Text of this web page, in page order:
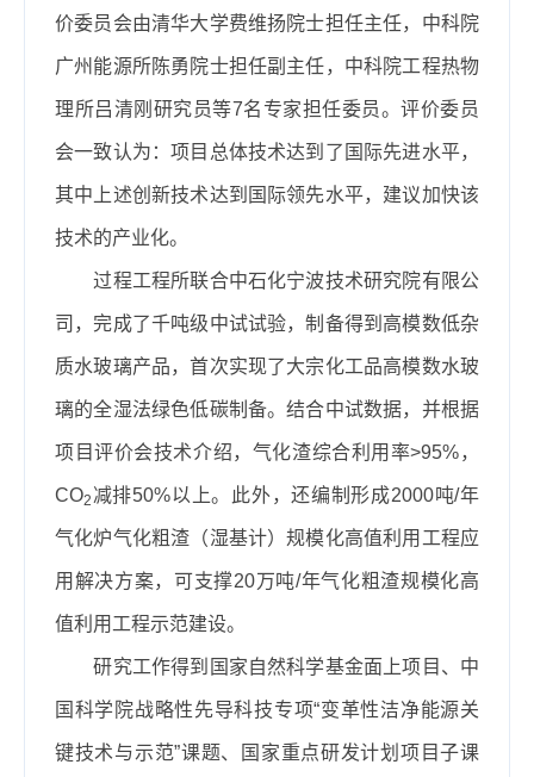
价委员会由清华大学费维扬院士担任主任，中科院
广州能源所陈勇院士担任副主任，中科院工程热物
理所吕清刚研究员等7名专家担任委员。评价委员
会一致认为：项目总体技术达到了国际先进水平，
其中上述创新技术达到国际领先水平，建议加快该
技术的产业化。
过程工程所联合中石化宁波技术研究院有限公
司，完成了千吨级中试试验，制备得到高模数低杂
质水玻璃产品，首次实现了大宗化工品高模数水玻
璃的全湿法绿色低碳制备。结合中试数据，并根据
项目评价会技术介绍，气化渣综合利用率>95%，
CO2 减排50%以上。此外，还编制形成2000吨/年
气化炉气化粗渣（湿基计）规模化高值利用工程应
用解决方案，可支撑20万吨/年气化粗渣规模化高
值利用工程示范建设。
研究工作得到国家自然科学基金面上项目、中
国科学院战略性先导科技专项“变革性洁净能源关
键技术与示范”课题、国家重点研发计划项目子课